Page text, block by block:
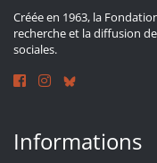
Créée en 1963, la
recherche et la diffusion
sociales.
Informations